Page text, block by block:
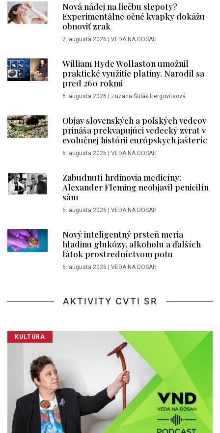
Nová nádej na liečbu slepoty?
Experimentálne očné kvapky dokážu
obnoviť zrak
7. augusta 2026 | VEDA NA DOSAH
William Hyde Wollaston umožnil
praktické využitie platiny. Narodil sa
pred 260 rokmi
6. augusta 2026 | Zuzana Šulák Hergovitsová
Objav slovenských a poľských vedcov
prináša prekvapujúci vedecký zvrat v
evolučnej histórii európskych jašteríc
6. augusta 2026 | VEDA NA DOSAH
Zabudnutí hrdinovia medicíny:
Alexander Fleming neobjavil penicilín
sám
6. augusta 2026 | VEDA NA DOSAH
Nový inteligentný prsteň meria
hladinu glukózy, alkoholu a ďalších
látok prostredníctvom potu
6. augusta 2026 | VEDA NA DOSAH
AKTIVITY CVTI SR
KULTÚRA